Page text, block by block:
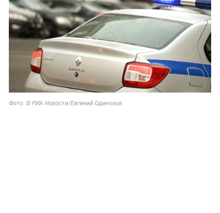
Фото: © РИА Новости/Евгений Одиноков